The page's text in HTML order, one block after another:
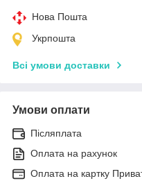
Нова Пошта
Укрпошта
Всі умови доставки
Умови оплати
Післяплата
Оплата на рахунок
Оплата на картку